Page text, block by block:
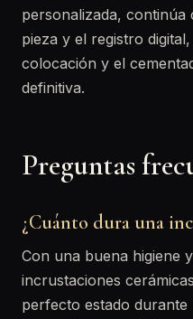
personalizada,
pieza y el registro
colocación y el
definitiva.
Preguntas
¿Cuánto dura una
Con una buena higiene
incrustaciones
perfecto estado